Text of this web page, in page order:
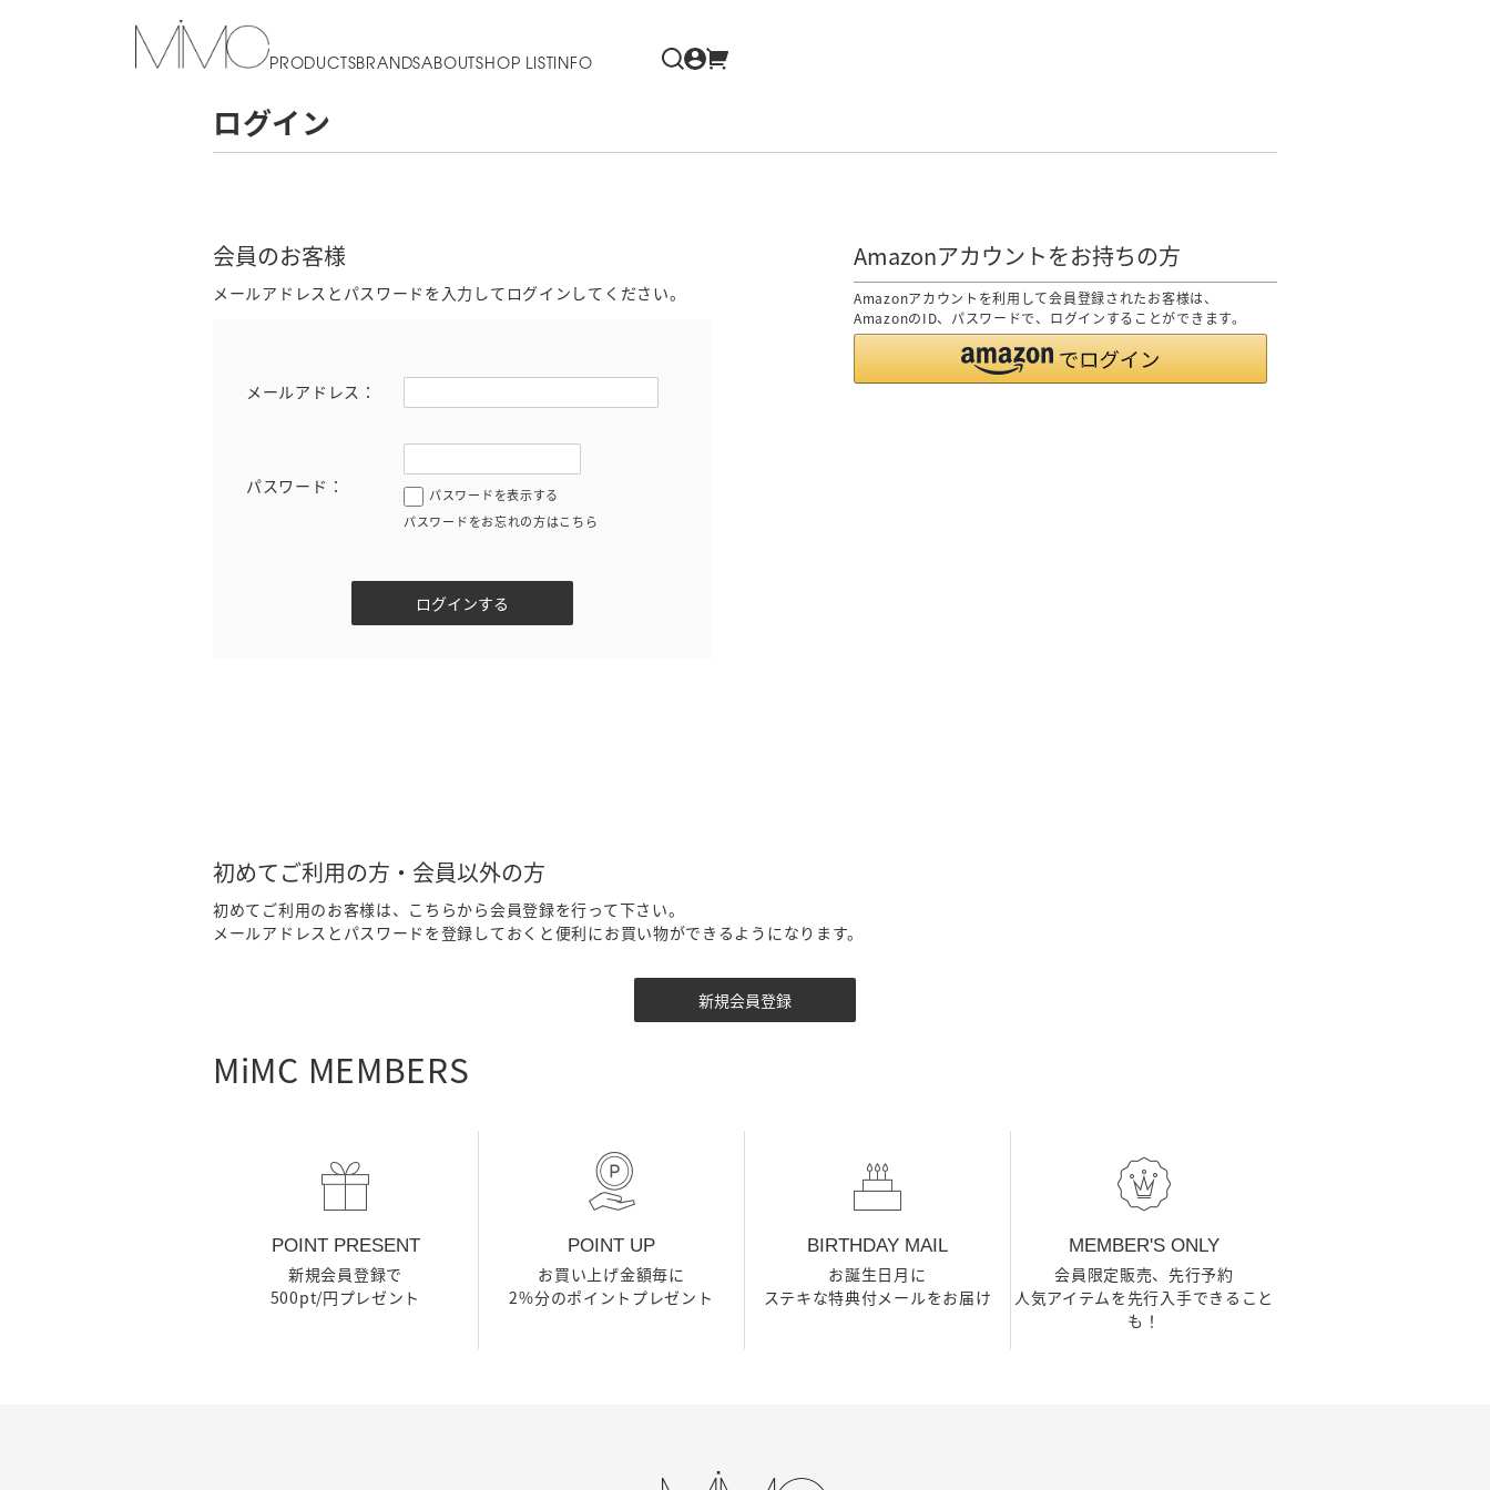
PRODUCTSBRANDSABOUTSHOP LIST INFO
ログイン
会員のお客様
メールアドレスとパスワードを入力してログインしてください。
メールアドレス：
パスワード：
パスワードを表示する
パスワードをお忘れの方はこちら
Amazonアカウントをお持ちの方
Amazonアカウントを利用して会員登録されたお客様は、
AmazonのID、パスワードで、ログインすることができます。
初めてご利用の方・会員以外の方
初めてご利用のお客様は、こちらから会員登録を行って下さい。
メールアドレスとパスワードを登録しておくと便利にお買い物ができるようになります。
MiMC MEMBERS
POINT PRESENT
新規会員登録で
500pt/円プレゼント
POINT UP
お買い上げ金額毎に
2%分のポイントプレゼント
BIRTHDAY MAIL
お誕生日月に
ステキな特典付メールをお届け
MEMBER'S ONLY
会員限定販売、先行予約
人気アイテムを先行入手できること
も！